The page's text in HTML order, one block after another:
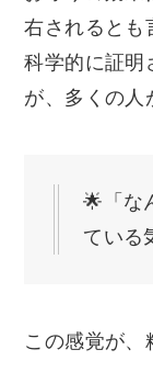
右されるとも
科学的に証明
が、多くの
🌟「な
ている
この感覚が、